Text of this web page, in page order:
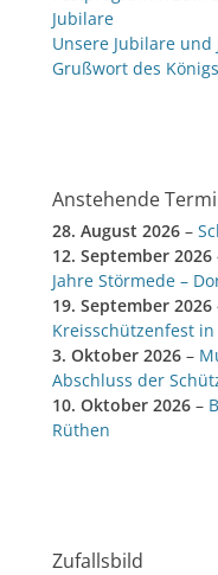
Jubilare
Unsere Jubilare
Grußwort des
Anstehende
28. August 2026 –
12. September 2026
Jahre Störmede –
19. September 2026
Kreisschützenfest
3. Oktober 2026 –
Abschluss der
10. Oktober 2026 –
Rüthen
Zufallsbild